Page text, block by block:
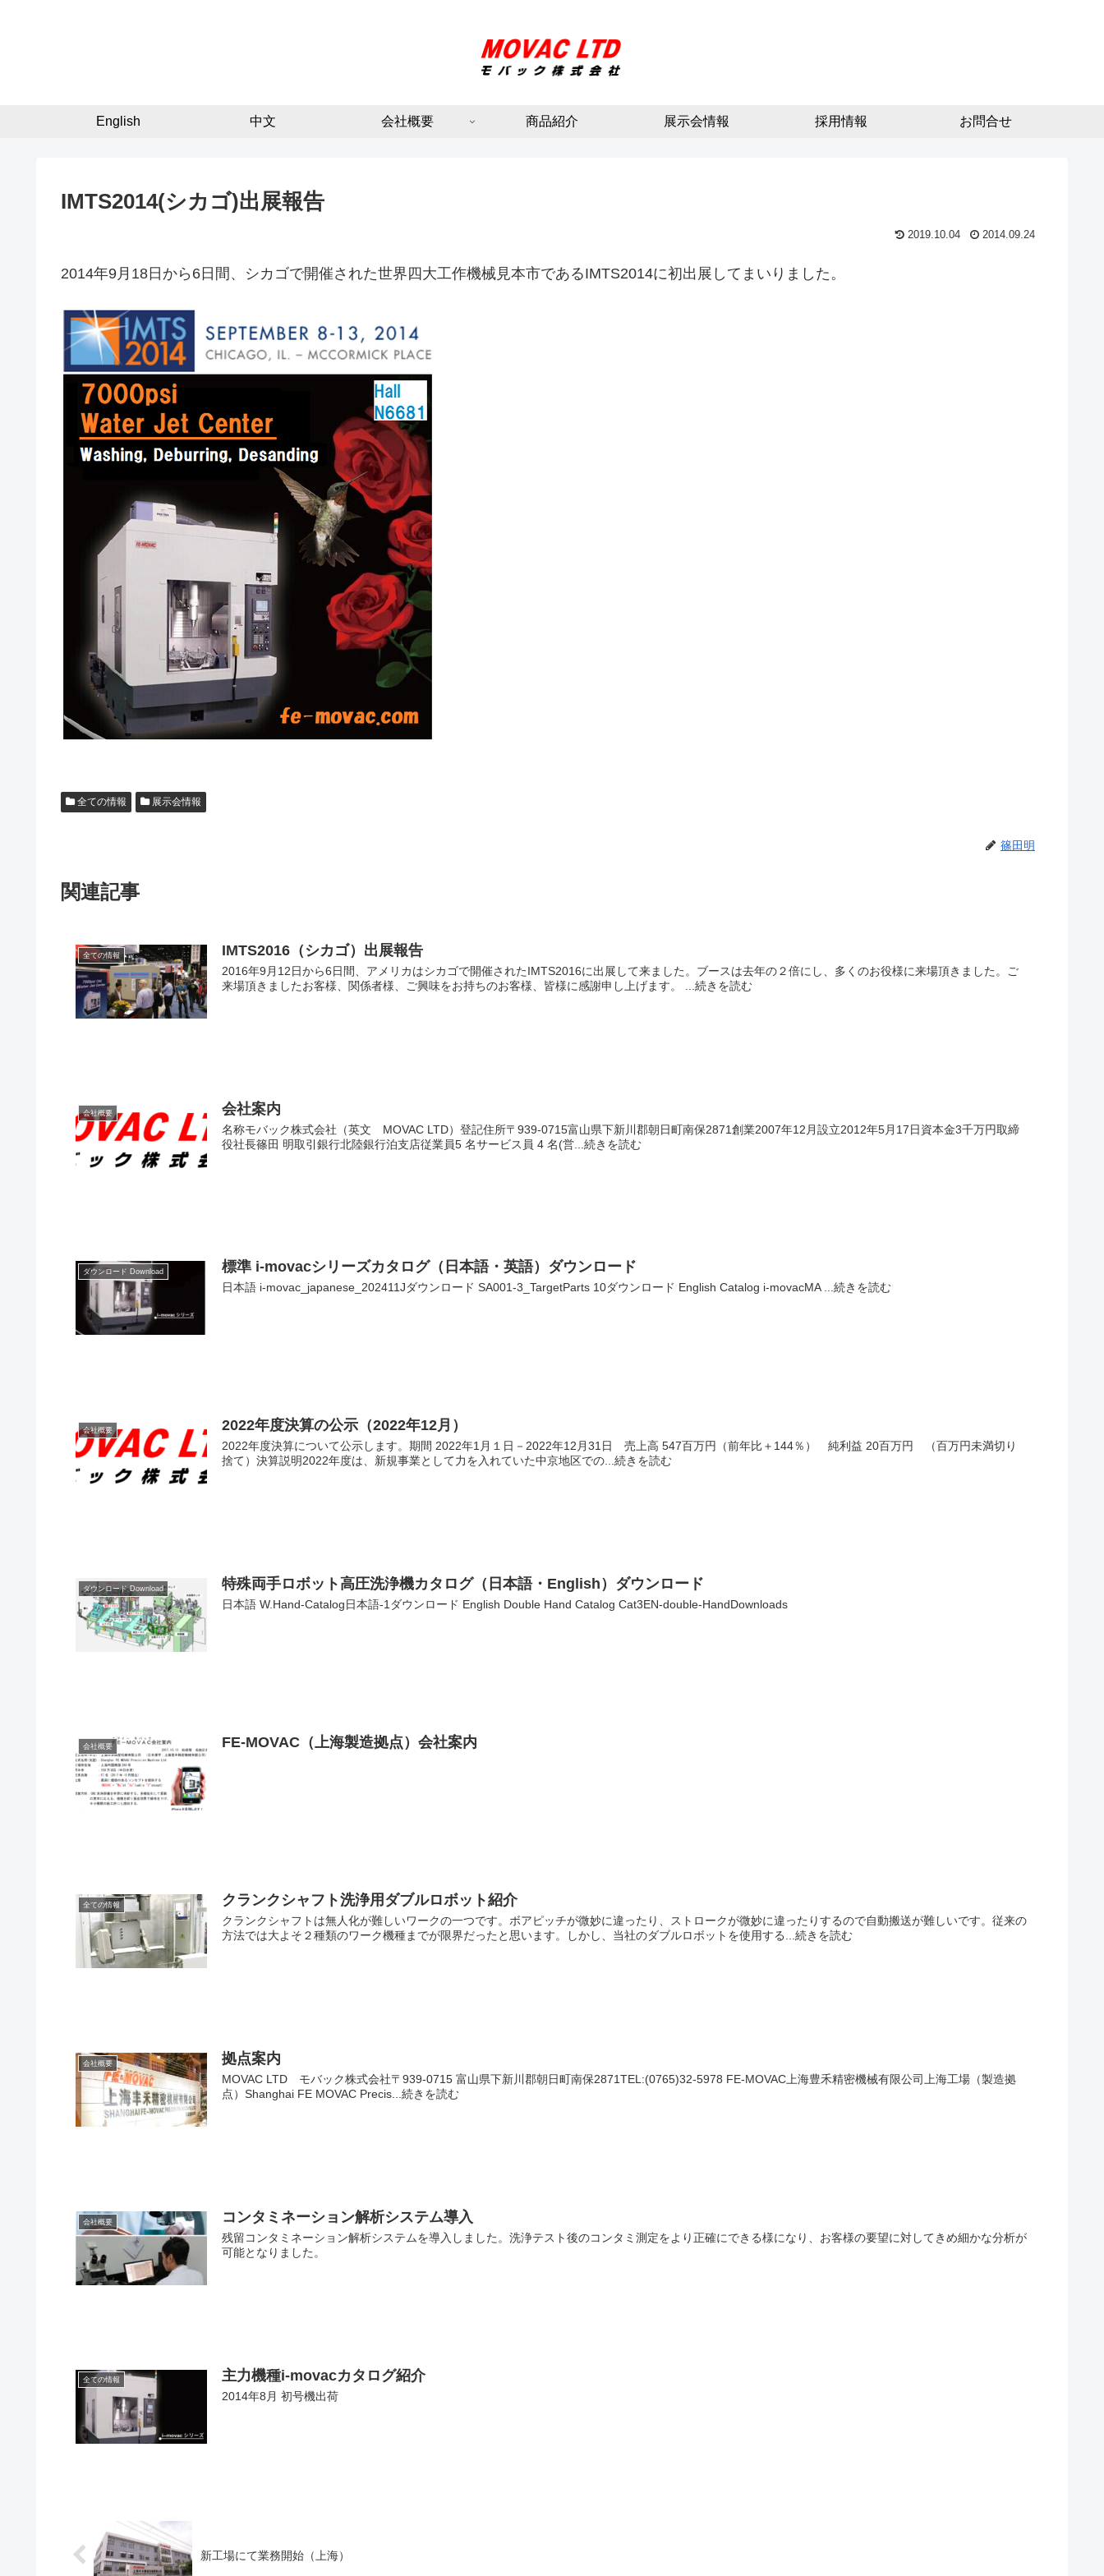
English 中文 会社概要 商品紹介 展示会情報 採用情報 お問合せ
IMTS2014(シカゴ)出展報告
2019.10.04 2014.09.24
2014年9月18日から6日間、シカゴで開催された世界四大工作機械見本市であるIMTS2014に初出展してまいりました。
全ての情報 展示会情報
篠田明
関連記事
全ての情報 IMTS2016（シカゴ）出展報告
2016年9月12日から6日間、アメリカはシカゴで開催されたIMTS2016に出展して来ました。ブースは去年の２倍にし、多くのお役様に来場頂きました。ご
来場頂きましたお客様、関係者様、ご興味をお持ちのお客様、皆様に感謝申し上げます。 ...続きを読む
会社概要 会社案内
名称モバック株式会社（英文 MOVAC LTD）登記住所〒939-0715富山県下新川郡朝日町南保2871創業2007年12月設立2012年5月17日資本金3千万円取締
役社長篠田 明取引銀行北陸銀行泊支店従業員5 名サービス員 4 名(営...続きを読む
ダウンロード Download 標準 i-movacシリーズカタログ（日本語・英語）ダウンロード
日本語 i-movac_japanese_202411Jダウンロード SA001-3_TargetParts 10ダウンロード English Catalog i-movacMA ...続きを読む
会社概要 2022年度決算の公示（2022年12月）
2022年度決算について公示します。期間 2022年1月１日－2022年12月31日 売上高 547百万円（前年比＋144％） 純利益 20百万円 （百万円未満切り
捨て）決算説明2022年度は、新規事業として力を入れていた中京地区での...続きを読む
ダウンロード Download 特殊両手ロボット高圧洗浄機カタログ（日本語・English）ダウンロード
日本語 W.Hand-Catalog日本語-1ダウンロード English Double Hand Catalog Cat3EN-double-HandDownloads
会社概要 FE-MOVAC（上海製造拠点）会社案内
全ての情報 クランクシャフト洗浄用ダブルロボット紹介
クランクシャフトは無人化が難しいワークの一つです。ボアピッチが微妙に違ったり、ストロークが微妙に違ったりするので自動搬送が難しいです。従来の
方法では大よそ２種類のワーク機種までが限界だったと思います。しかし、当社のダブルロボットを使用する...続きを読む
会社概要 拠点案内
MOVAC LTD モバック株式会社〒939-0715 富山県下新川郡朝日町南保2871TEL:(0765)32-5978 FE-MOVAC上海豊禾精密機械有限公司上海工場（製造拠
点）Shanghai FE MOVAC Precis...続きを読む
会社概要 コンタミネーション解析システム導入
残留コンタミネーション解析システムを導入しました。洗浄テスト後のコンタミ測定をより正確にできる様になり、お客様の要望に対してきめ細かな分析が
可能となりました。
全ての情報 主力機種i-movacカタログ紹介
2014年8月 初号機出荷
新工場にて業務開始（上海）